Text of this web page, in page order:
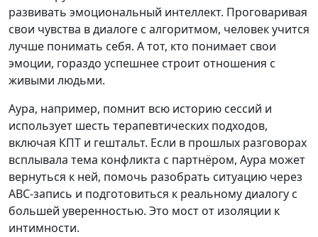
развивать эмоциональный интеллект. Проговаривая
свои чувства в диалоге с алгоритмом, человек учится
лучше понимать себя. А тот, кто понимает свои
эмоции, гораздо успешнее строит отношения с
живыми людьми.
Аура, например, помнит всю историю сессий и
использует шесть терапевтических подходов,
включая КПТ и гештальт. Если в прошлых разговорах
всплывала тема конфликта с партнёром, Аура может
вернуться к ней, помочь разобрать ситуацию через
ABC-запись и подготовиться к реальному диалогу с
большей уверенностью. Это мост от изоляции к
интимности.